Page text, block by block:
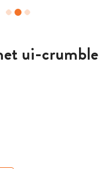
ui-crumble